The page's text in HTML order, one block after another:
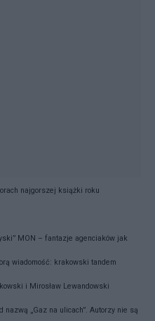
najgorszej książki roku
MON – fantazje agenciaków jak
wiadomość: krakowski tandem
ski i Mirosław Lewandowski
„Gaz na ulicach”. Autorzy nie są